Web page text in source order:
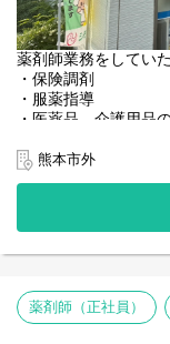
薬剤師業務をしてい
・保険調剤
・服薬指導
・医薬品、介護用品
＜店舗情報＞
◆処方箋枚数 40~60
◆処方内容 合志渡
※毎週木曜日、近く
◆科目 内科
◆在宅対応 80件／
◆事務：派遣1名
熊本市外
薬剤師（正社員）